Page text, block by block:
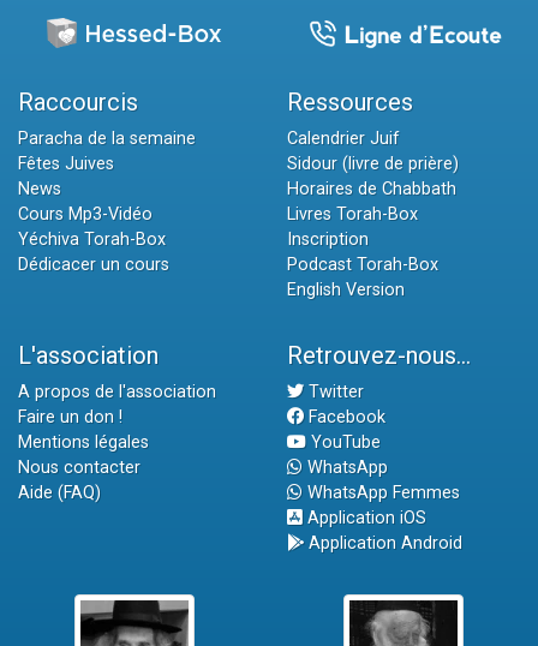
Raccourcis
Paracha de la semaine
Fêtes Juives
News
Cours Mp3-Vidéo
Yéchiva Torah-Box
Dédicacer un cours
Ressources
Calendrier Juif
Sidour (livre de prière)
Horaires de Chabbath
Livres Torah-Box
Inscription
Podcast Torah-Box
English Version
L'association
A propos de l'association
Faire un don !
Mentions légales
Nous contacter
Aide (FAQ)
Retrouvez-nous...
Twitter
Facebook
YouTube
WhatsApp
WhatsApp Femmes
Application iOS
Application Android